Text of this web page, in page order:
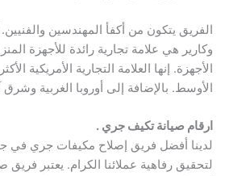
الفريق يتكون من أكفأ المهندسين
وكارير هي علامة تجارية رائدة للأجهزة
الأجهزة. إنها العلامة التجارية الأمريكية
الأوسط. بالإضافة إلى أوروبا الغربية وشرق
ارقام صيانة تكيف جري .
لدينا أفضل فريق إصلاح مكيفات جري في
لتحقيق رفاهية عملائنا الكرام. يعتبر